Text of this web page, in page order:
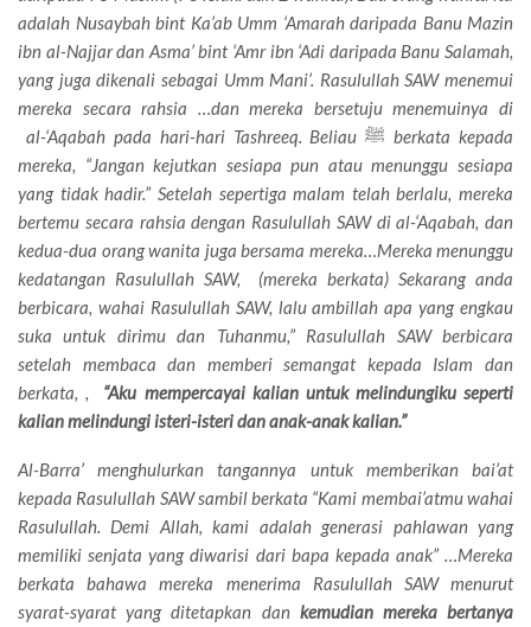
adalah Nusaybah bint Ka’ab Umm ‘Amarah daripada Banu Mazin
ibn al-Najjar dan Asma’ bint ‘Amr ibn ‘Adi daripada Banu Salamah,
yang juga dikenali sebagai Umm Mani’. Rasulullah SAW menemui
mereka secara rahsia …dan mereka bersetuju menemuinya di
al-‘Aqabah pada hari-hari Tashreeq. Beliau ﷺ berkata kepada
mereka, “Jangan kejutkan sesiapa pun atau menunggu sesiapa
yang tidak hadir.” Setelah sepertiga malam telah berlalu, mereka
bertemu secara rahsia dengan Rasulullah SAW di al-‘Aqabah, dan
kedua-dua orang wanita juga bersama mereka…Mereka menunggu
kedatangan Rasulullah SAW, (mereka berkata) Sekarang anda
berbicara, wahai Rasulullah SAW, lalu ambillah apa yang engkau
suka untuk dirimu dan Tuhanmu,” Rasulullah SAW berbicara
setelah membaca dan memberi semangat kepada Islam dan
berkata, , “Aku mempercayai kalian untuk melindungiku seperti
kalian melindungi isteri-isteri dan anak-anak kalian.”
Al-Barra’ menghulurkan tangannya untuk memberikan bai’at
kepada Rasulullah SAW sambil berkata “Kami membai’atmu wahai
Rasulullah. Demi Allah, kami adalah generasi pahlawan yang
memiliki senjata yang diwarisi dari bapa kepada anak” …Mereka
berkata bahawa mereka menerima Rasulullah SAW menurut
syarat-syarat yang ditetapkan dan kemudian mereka bertanya